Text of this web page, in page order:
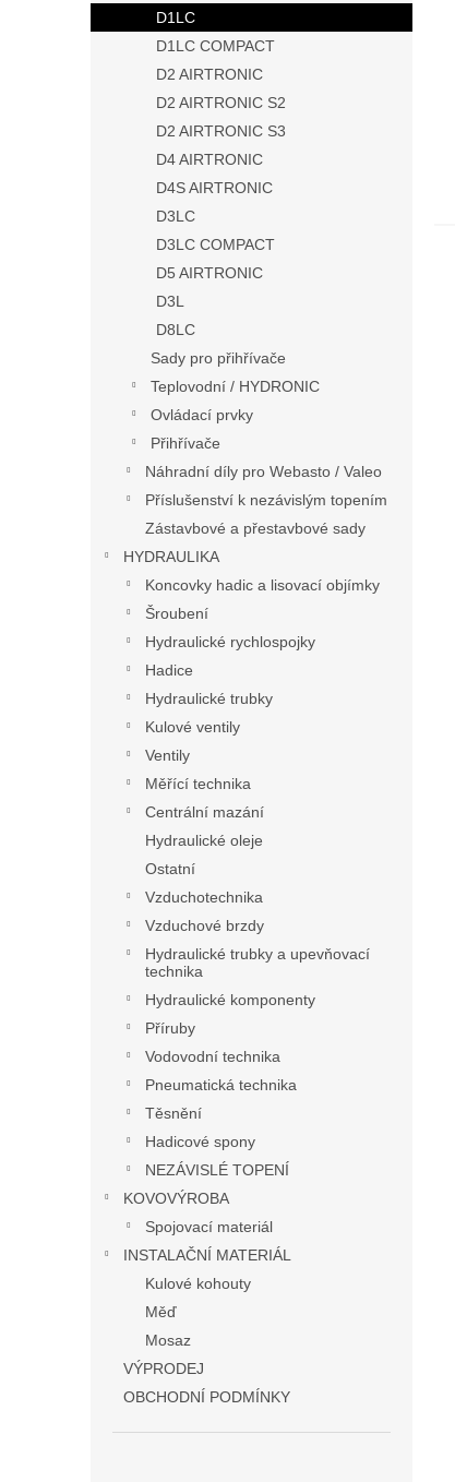
n
e
D1LC
D1LC COMPACT
D2 AIRTRONIC
D2 AIRTRONIC S2
D2 AIRTRONIC S3
D4 AIRTRONIC
D4S AIRTRONIC
D3LC
D3LC COMPACT
D5 AIRTRONIC
D3L
D8LC
Sady pro přihřívače
Teplovodní / HYDRONIC
Ovládací prvky
Přihřívače
Náhradní díly pro Webasto / Valeo
Příslušenství k nezávislým topením
Zástavbové a přestavbové sady
HYDRAULIKA
Koncovky hadic a lisovací objímky
Šroubení
Hydraulické rychlospojky
Hadice
Hydraulické trubky
Kulové ventily
Ventily
Měřící technika
Centrální mazání
Hydraulické oleje
Ostatní
Vzduchotechnika
Vzduchové brzdy
Hydraulické trubky a upevňovací
technika
Hydraulické komponenty
Příruby
Vodovodní technika
Pneumatická technika
Těsnění
Hadicové spony
NEZÁVISLÉ TOPENÍ
KOVOVÝROBA
Spojovací materiál
INSTALAČNÍ MATERIÁL
Kulové kohouty
Měď
Mosaz
VÝPRODEJ
OBCHODNÍ PODMÍNKY